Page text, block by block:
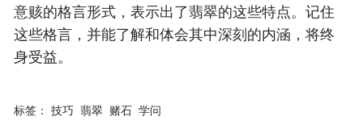
意赅的格言形式，表示出了翡翠的这些特点。记住
这些格言，并能了解和体会其中深刻的内涵，将终
身受益。
标签： 技巧 翡翠 赌石 学问